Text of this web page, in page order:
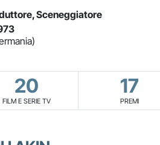
Sceneggiatore
20
FILM E SERIE TV
17
PREMI